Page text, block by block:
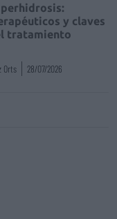
y claves
tratamiento
Orts 28/07/2026